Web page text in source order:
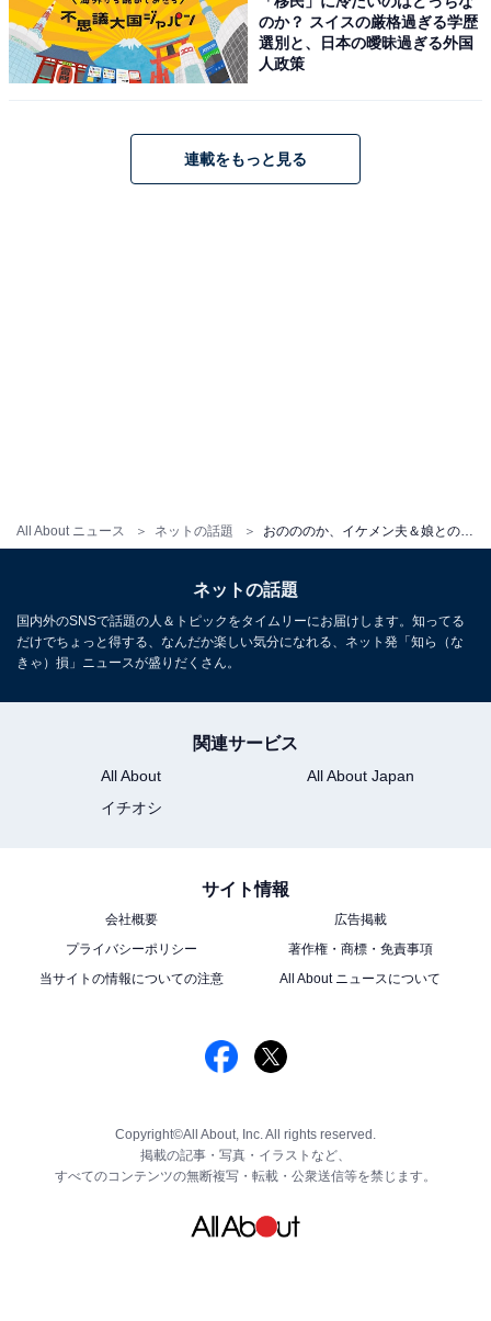
All About ニュース ネットの話題
のか？ スイスの厳格過ぎる学歴
選別と、日本の曖昧過ぎる外国
人政策
連載をもっと見る
ネットの話題
国内外のSNSで話題の人＆トピックをタイムリーにお届けします。知ってる
だけでちょっと得する、なんだか楽しい気分になれる、ネット発「知ら（な
きゃ）損」ニュースが盛りだくさん。
関連サービス
All About
All About Japan
イチオシ
サイト情報
会社概要
広告掲載
プライバシーポリシー
著作権・商標・免責事項
当サイトの情報についての注意
All About ニュースについて
Copyright©All About, Inc. All rights reserved.
掲載の記事・写真・イラストなど、
すべてのコンテンツの無断複写・転載・公衆送信等を禁じます。